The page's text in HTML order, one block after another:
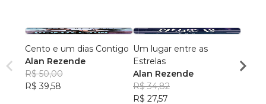
Cento e um dias Contigo
Alan Rezende
R$ 50,00
R$ 39,58
Um lugar entre as
Estrelas
Alan Rezende
R$ 34,82
R$ 27,57
Alan
R$